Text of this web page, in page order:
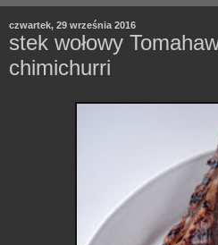
czwartek, 29 września 2016
stek wołowy
chimichurri